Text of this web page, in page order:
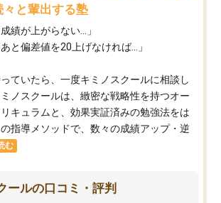
と輩出する塾
績が上がらない…」
と偏差値を20上げなければ…」
ていたら、一度キミノスクールに相談し
ノスクールは、緻密な戦略性を持つオー
キュラムと、効果実証済みの勉強法をは
指導メソッドで、数々の成績アップ・逆
む
ールの口コミ・評判